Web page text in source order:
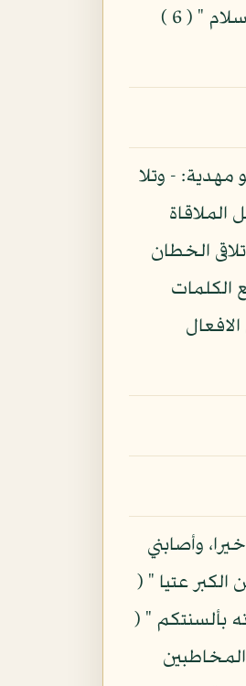
إلى مفعولين وتقول: لقيته لقية واحدة في التلاقي واللقيان ( 5 ) ولقيته لقاء ولقيانا ولقاة وقوله: " تحيتهم يوم يلقونه سلام " ( 6 )
- وتلا
الملاقاة
الخطان
الكلمات
لان الافعال
وأصابني
الكبر " ( 10 ) وقال: " وقد بلغت من الكبر عتيا " (
بألسنتكم " (